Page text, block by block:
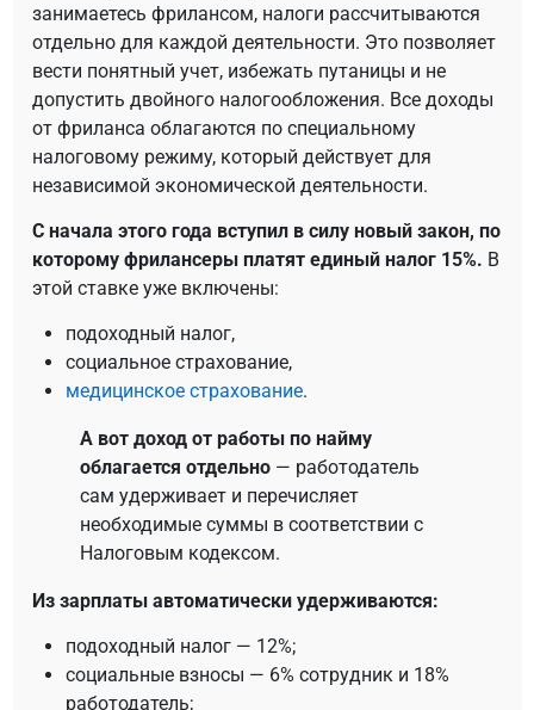
занимаетесь фрилансом, налоги рассчитываются
отдельно для каждой деятельности. Это позволяет
вести понятный учет, избежать путаницы и не
допустить двойного налогообложения. Все доходы
от фриланса облагаются по специальному
налоговому режиму, который действует для
независимой экономической деятельности.
С начала этого года вступил в силу новый закон, по
которому фрилансеры платят единый налог 15%. В
этой ставке уже включены:
подоходный налог,
социальное страхование,
медицинское страхование.
А вот доход от работы по найму
облагается отдельно — работодатель
сам удерживает и перечисляет
необходимые суммы в соответствии с
Налоговым кодексом.
Из зарплаты автоматически удерживаются:
подоходный налог — 12%;
социальные взносы — 6% сотрудник и 18%
работодатель;